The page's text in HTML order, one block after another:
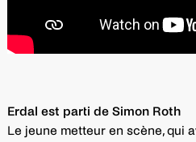
Erdal est parti de Simon Roth
Le jeune metteur en scène, qui